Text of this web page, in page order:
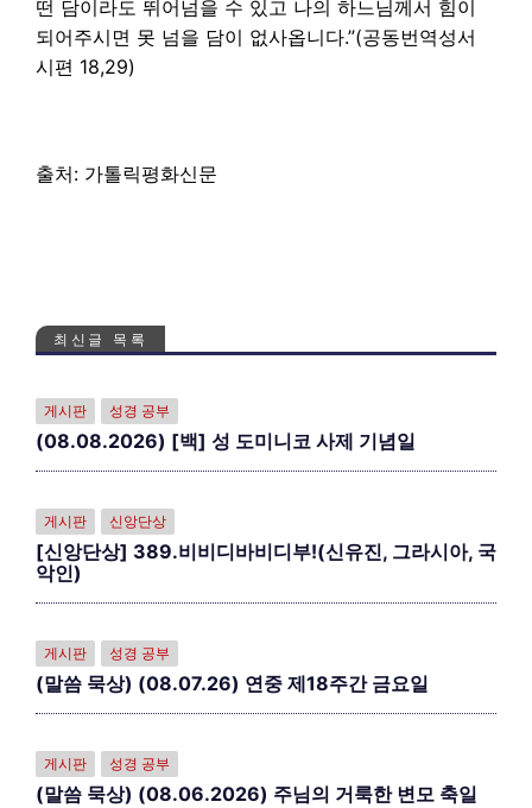
떤 담이라도 뛰어넘을 수 있고 나의 하느님께서 힘이
되어주시면 못 넘을 담이 없사옵니다.”(공동번역성서
시편 18,29)
출처: 가톨릭평화신문
최신글 목록
게시판 성경 공부
(08.08.2026) [백] 성 도미니코 사제 기념일
게시판 신앙단상
[신앙단상] 389.비비디바비디부!(신유진, 그라시아, 국
악인)
게시판 성경 공부
(말씀 묵상) (08.07.26) 연중 제18주간 금요일
게시판 성경 공부
(말씀 묵상) (08.06.2026) 주님의 거룩한 변모 축일